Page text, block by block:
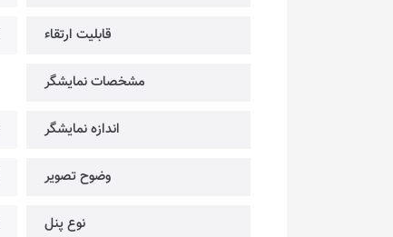
قابلیت ارتقاء
مشخصات نمایشگر
اندازه نمایشگر
وضوح تصویر
نوع پنل